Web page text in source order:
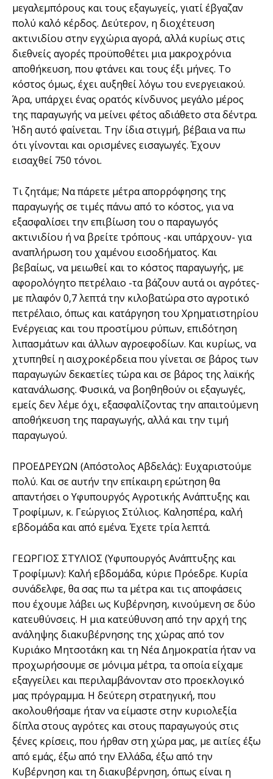
μεγαλεμπόρους και τους εξαγωγείς, γιατί έβγαζαν
πολύ καλό κέρδος. Δεύτερον, η διοχέτευση
ακτινιδίου στην εγχώρια αγορά, αλλά κυρίως στις
διεθνείς αγορές προϋποθέτει μια μακροχρόνια
αποθήκευση, που φτάνει και τους έξι μήνες. Το
κόστος όμως, έχει αυξηθεί λόγω του ενεργειακού.
Άρα, υπάρχει ένας ορατός κίνδυνος μεγάλο μέρος
της παραγωγής να μείνει φέτος αδιάθετο στα δέντρα.
Ήδη αυτό φαίνεται. Την ίδια στιγμή, βέβαια να πω
ότι γίνονται και ορισμένες εισαγωγές. Έχουν
εισαχθεί 750 τόνοι.
Τι ζητάμε; Να πάρετε μέτρα απορρόφησης της
παραγωγής σε τιμές πάνω από το κόστος, για να
εξασφαλίσει την επιβίωση του ο παραγωγός
ακτινιδίου ή να βρείτε τρόπους -και υπάρχουν- για
αναπλήρωση του χαμένου εισοδήματος. Και
βεβαίως, να μειωθεί και το κόστος παραγωγής, με
αφορολόγητο πετρέλαιο -τα βάζουν αυτά οι αγρότες-
με πλαφόν 0,7 λεπτά την κιλοβατώρα στο αγροτικό
πετρέλαιο, όπως και κατάργηση του Χρηματιστηρίου
Ενέργειας και του προστίμου ρύπων, επιδότηση
λιπασμάτων και άλλων αγροεφοδίων. Και κυρίως, να
χτυπηθεί η αισχροκέρδεια που γίνεται σε βάρος των
παραγωγών δεκαετίες τώρα και σε βάρος της λαϊκής
κατανάλωσης. Φυσικά, να βοηθηθούν οι εξαγωγές,
εμείς δεν λέμε όχι, εξασφαλίζοντας την απαιτούμενη
αποθήκευση της παραγωγής, αλλά και την τιμή
παραγωγού.
ΠΡΟΕΔΡΕΥΩΝ (Απόστολος Αβδελάς): Ευχαριστούμε
πολύ. Και σε αυτήν την επίκαιρη ερώτηση θα
απαντήσει ο Υφυπουργός Αγροτικής Ανάπτυξης και
Τροφίμων, κ. Γεώργιος Στύλιος. Καλησπέρα, καλή
εβδομάδα και από εμένα. Έχετε τρία λεπτά.
ΓΕΩΡΓΙΟΣ ΣΤΥΛΙΟΣ (Υφυπουργός Ανάπτυξης και
Τροφίμων): Καλή εβδομάδα, κύριε Πρόεδρε. Κυρία
συνάδελφε, θα σας πω τα μέτρα και τις αποφάσεις
που έχουμε λάβει ως Κυβέρνηση, κινούμενη σε δύο
κατευθύνσεις. Η μια κατεύθυνση από την αρχή της
ανάληψης διακυβέρνησης της χώρας από τον
Κυριάκο Μητσοτάκη και τη Νέα Δημοκρατία ήταν να
προχωρήσουμε σε μόνιμα μέτρα, τα οποία είχαμε
εξαγγείλει και περιλαμβάνονταν στο προεκλογικό
μας πρόγραμμα. Η δεύτερη στρατηγική, που
ακολουθήσαμε ήταν να είμαστε στην κυριολεξία
δίπλα στους αγρότες και στους παραγωγούς στις
ξένες κρίσεις, που ήρθαν στη χώρα μας, με αιτίες έξω
από εμάς, έξω από την Ελλάδα, έξω από την
Κυβέρνηση και τη διακυβέρνηση, όπως είναι η